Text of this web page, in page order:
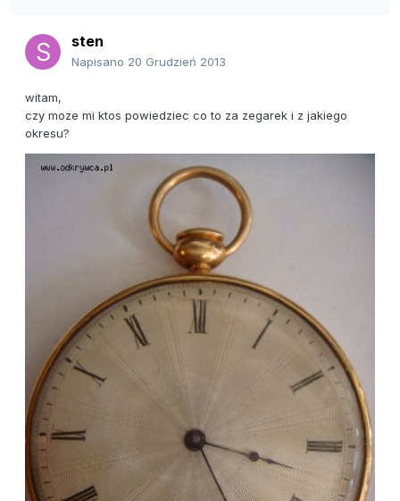
sten
Napisano 20 Grudzień 2013
witam,
czy moze mi ktos powiedziec co to za zegarek i z jakiego
okresu?